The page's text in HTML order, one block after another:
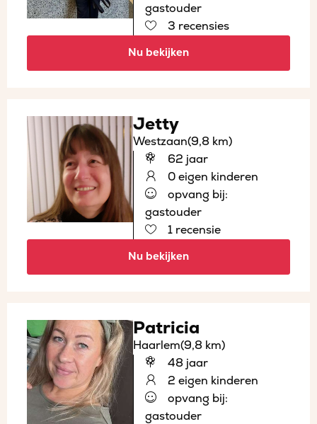
gastouder
3 recensies
Nu bekijken
Jetty
Westzaan(9,8 km)
62 jaar
0 eigen kinderen
opvang bij:
gastouder
1 recensie
Nu bekijken
Patricia
Haarlem(9,8 km)
48 jaar
2 eigen kinderen
opvang bij:
gastouder